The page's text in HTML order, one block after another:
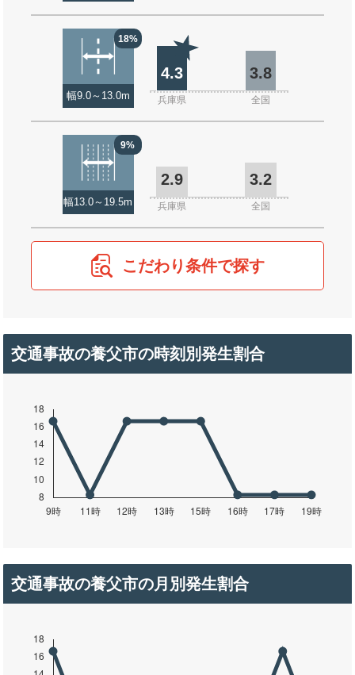
18%
幅9.0～13.0m
4.3 3.8
兵庫県 全国
9%
幅13.0～19.5m
2.9 3.2
兵庫県 全国
こだわり条件で探す
交通事故の養父市の時刻別発生割合
交通事故の養父市の月別発生割合